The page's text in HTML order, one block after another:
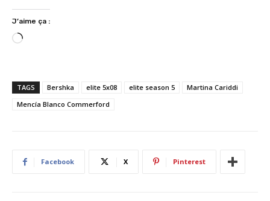
J’aime ça :
C
r
g
e
t
TAGS Bershka elite 5x08 elite season 5
Martina Cariddi
Mencía Blanco Commerford
Facebook X Pinterest